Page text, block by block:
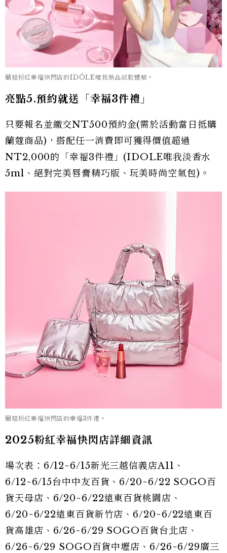
蘭蔻粉紅幸福快閃店的IDÔLE唯我新品試妝體驗。
亮點5.預約就送「幸福3件禮」
只要報名並繳交NT500預約金(需於活動當日抵購
蘭蔻商品)，搭配任一消費即可獲得價值超過
NT2,000的「幸福3件禮」(IDOLE唯我淡香水
5ml、絕對完美唇膏精巧版、玩美時尚空氣包)。
蘭蔻粉紅幸福快閃店的幸福3件禮。
2025粉紅幸福快閃店詳細資訊
場次表：6/12~6/15新光三越信義店A11、
6/12~6/15台中中友百貨、6/20~6/22 SOGO百
貨天母店、6/20~6/22遠東百貨桃園店、
6/20~6/22遠東百貨新竹店、6/20~6/22遠東百
貨高雄店、6/26~6/29 SOGO百貨台北店、
6/26~6/29 SOGO百貨中壢店、6/26~6/29廣三